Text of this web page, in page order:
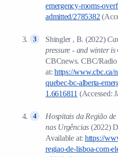
emergency-rooms-
admitted/2785382
Shingler , B. (2022)
pressure - and winter
CBCnews. CBC/Radio
at:https://www.cbc.ca/
quebec-bc-alberta-
1.6616811 (Accessed:
Hospitais da Região
nas Urgências (2022)
Available at: https://
regiao-de-lisboa-com-